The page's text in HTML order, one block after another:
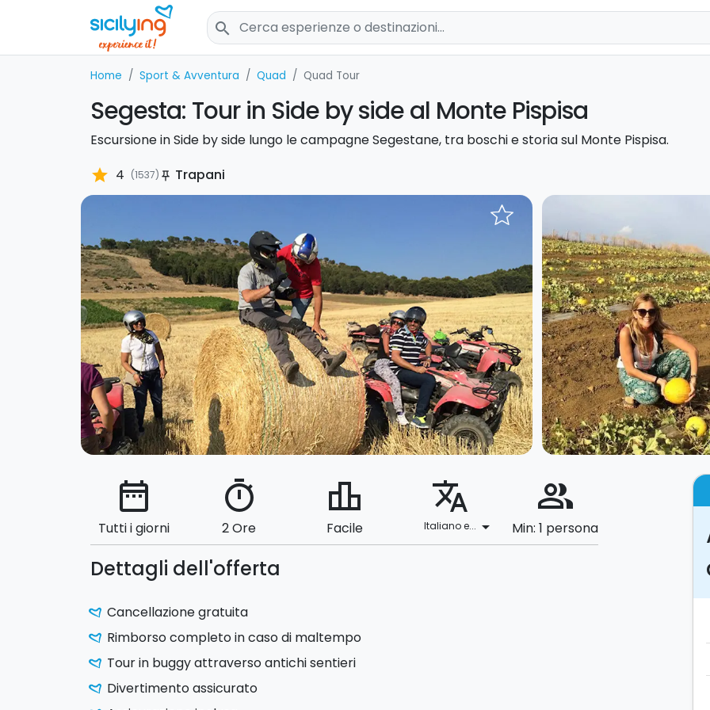
search
Home Sport & Avventura Quad Quad Tour
Segesta: Tour in Side by side al Monte Pispisa
Escursione in Side by side lungo le campagne Segestane, tra boschi e storia sul Monte Pispisa.
star 4 (1537) push_pin Trapani
date_range
Tutti i giorni
timer
2 Ore
leaderboard
Facile
translate
Italiano e... arrow_drop_down
people_alt
Min: 1 persona
Dettagli dell'offerta
Cancellazione gratuita
Rimborso completo in caso di maltempo
Tour in buggy attraverso antichi sentieri
Divertimento assicurato